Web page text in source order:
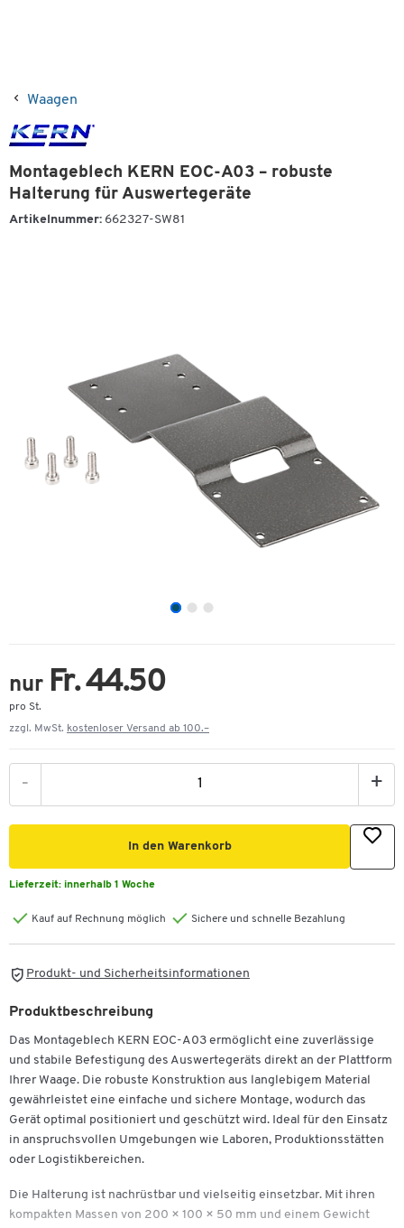
Waagen
Montageblech KERN EOC-A03 – robuste
Halterung für Auswertegeräte
Artikelnummer: 662327-SW81
nur Fr. 44.50
pro St.
zzgl. MwSt. kostenloser Versand ab 100.–
- +
In den Warenkorb
Lieferzeit: innerhalb 1 Woche
Kauf auf Rechnung möglich Sichere und schnelle Bezahlung
Produkt- und Sicherheitsinformationen
Produktbeschreibung
Das Montageblech KERN EOC-A03 ermöglicht eine zuverlässige
und stabile Befestigung des Auswertegeräts direkt an der Plattform
Ihrer Waage. Die robuste Konstruktion aus langlebigem Material
gewährleistet eine einfache und sichere Montage, wodurch das
Gerät optimal positioniert und geschützt wird. Ideal für den Einsatz
in anspruchsvollen Umgebungen wie Laboren, Produktionsstätten
oder Logistikbereichen.
Die Halterung ist nachrüstbar und vielseitig einsetzbar. Mit ihren
kompakten Massen von 200 × 100 × 50 mm und einem Gewicht